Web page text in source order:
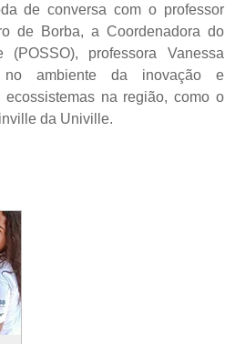
de conversa com o professor
de Borba, a Coordenadora do
professora Vanessa
ambiente da inovação e
na região, como o
da Univille.